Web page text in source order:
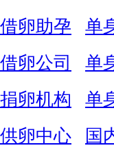
卵助孕 单
卵公司 单
卵机构 单
卵中心 国